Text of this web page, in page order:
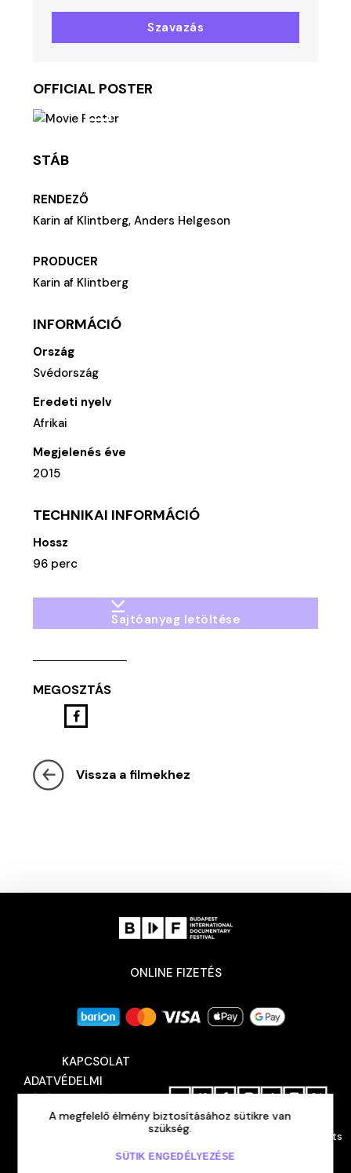
BEJELENTKEZÉS
HU/ENG
Szavazás
OFFICIAL POSTER
STÁB
RENDEZŐ
Karin af Klintberg, Anders Helgeson
PRODUCER
Karin af Klintberg
INFORMÁCIÓ
Ország
Svédország
Eredeti nyelv
Afrikai
Megjelenés éve
2015
TECHNIKAI INFORMÁCIÓ
Hossz
96 perc
Sajtóanyag letöltése
MEGOSZTÁS
Vissza a filmekhez
ONLINE FIZETÉS
KAPCSOLAT
ADATVÉDELMI
SAJTÓ
Budapest International Documentary Festival © 2026 All rights
reserved
A megfelelő élmény biztosításához sütikre van
szükség.
SÜTIK ENGEDÉLYEZÉSE